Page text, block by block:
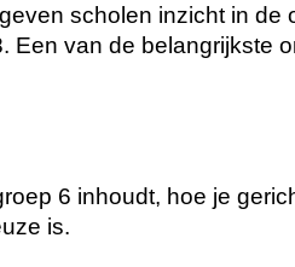
scholen inzicht in de
Een van de belangrijkste
6 inhoudt, hoe je
is.